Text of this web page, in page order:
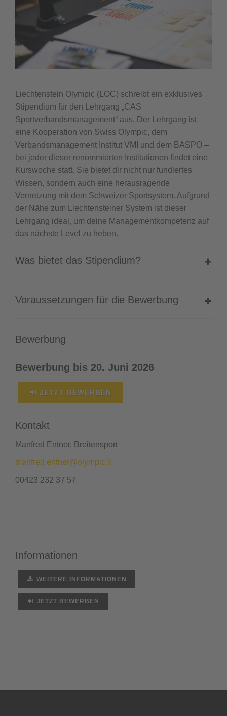
Liechtenstein Olympic (LOC) schreibt ein exklusives
Stipendium für den Lehrgang „CAS
Sportverbandsmanagement“ aus. Der Lehrgang ist
eine Kooperation von Swiss Olympic, dem
Verbandsmanagement Institut VMI und dem BASPO –
bei jeder dieser renommierten Institutionen findet eine
Kurswoche statt. Sie bietet dir nicht nur fundiertes
Wissen, sondern auch eine herausragende
Vernetzung mit dem Schweizer Sportsystem. Aufgrund
der Nähe zum Liechtensteiner System ist dieser
Lehrgang ideal, um deine Managementkompetenz auf
das nächste Level zu heben.
Was bietet das Stipendium?
Voraussetzungen für die Bewerbung
Bewerbung
Bewerbung bis 20. Juni 2026
JETZT BEWERBEN
Kontakt
Manfred Entner, Breitensport
manfred.entner@olympic.li
00423 232 37 57
Informationen
WEITERE INFORMATIONEN
JETZT BEWERBEN